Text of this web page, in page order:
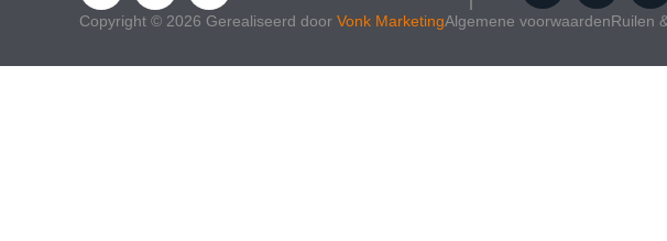
Copyright © 2026 Gerealiseerd door Vonk MarketingAlgemene voorwaardenRuilen